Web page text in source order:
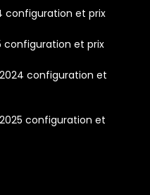
configuration et prix
configuration et prix
configuration et
configuration et